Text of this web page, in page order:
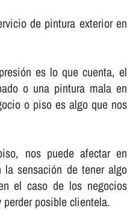
de pintura exterior en
es lo que cuenta, el
o una pintura mala en
o piso es algo que nos
nos puede afectar en
sensación de tener algo
el caso de los negocios
posible clientela.